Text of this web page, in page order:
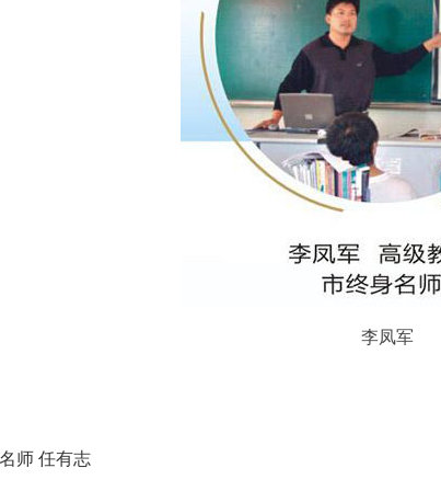
李凤军
师 任有志